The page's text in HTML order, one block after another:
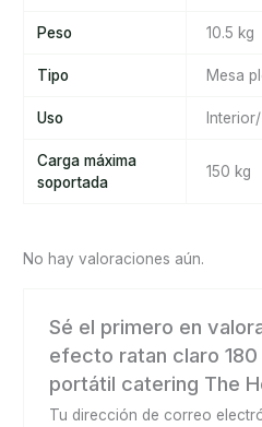
Peso 10.5 kg
Tipo Mesa
Uso
Carga máxima
soportada
150 kg
No hay valoraciones aún.
Sé el primero en
efecto ratan claro
portátil catering The
Tu dirección de correo